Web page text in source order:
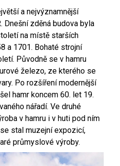
a nejvýznamnější
Dnešní zděná budova byla
na místě starších
a 1701. Bohaté strojní
Původně se v hamru
železo, ze kterého se
Po rozšíření modernější
hamr koncem 60. let 19.
nářadí. Ve druhé
v hamru i v huti pod ním
stal muzejní expozicí,
průmyslové výroby.